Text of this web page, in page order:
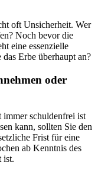
oft Unsicherheit. Wer
Noch bevor die
eine essenzielle
Erbe überhaupt an?
oder
immer schuldenfrei ist
kann, sollten Sie den
Frist für eine
ab Kenntnis des
ist.